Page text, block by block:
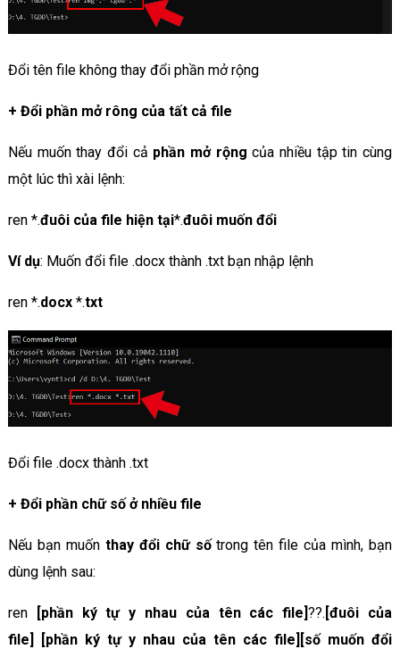
Đổi tên file không thay đổi phần mở rộng
+ Đổi phần mở rông của tất cả file
Nếu muốn thay đổi cả phần mở rộng của nhiều tập tin cùng
một lúc thì xài lệnh:
ren *.đuôi của file hiện tại*.đuôi muốn đổi
Ví dụ: Muốn đổi file .docx thành .txt bạn nhập lệnh
ren *.docx*.txt
Đổi file .docx thành .txt
+ Đổi phần chữ số ở nhiều file
Nếu bạn muốnthay đổi chữ sốtrong tên file của mình, bạn
dùng lệnh sau:
ren [phần ký tự y nhau của tên các file]??. [đuôi của
file]
[phần ký tự y nhau của tên các file][số muốn đổi